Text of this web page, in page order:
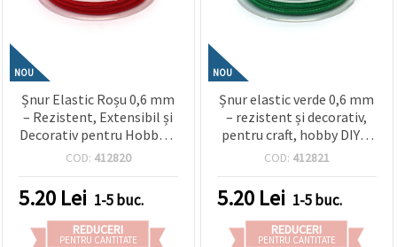
NOU
Șnur Elastic Roșu 0,6 mm
– Rezistent, Extensibil și
Decorativ pentru Hobby &
Craft, Rolă aprox. 10 m
COD: 412820
5.20 Lei 1-5 buc.
REDUCERI
PENTRU CANTITATE
NOU
Șnur elastic verde 0,6 mm
– rezistent și decorativ,
pentru craft, hobby DIY și
bijuterii handmade, rolă
COD: 412821
5.20 Lei 1-5 buc.
REDUCERI
PENTRU CANTITATE